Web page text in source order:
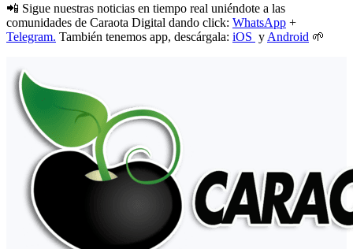
📲 Sigue nuestras noticias en tiempo real uniéndote a las
comunidades de Caraota Digital dando click: WhatsApp +
Telegram. También tenemos app, descárgala: iOS y Android 🌱